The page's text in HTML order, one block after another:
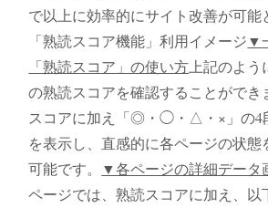
で以上に効率的にサイト改善が可能
「熟読スコア機能」利用イメージ▼
「熟読スコア」の使い方 上記のよ
の熟読スコアを確認することができ
スコアに加え「◎・◯・△・×」の4
を表示し、直感的に各ページの状
可能です。
▼各ページの詳細データ
ページでは、熟読スコアに加え、以